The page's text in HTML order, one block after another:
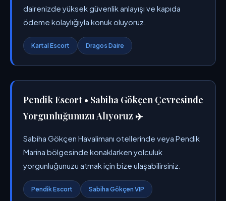
dairenizde yüksek güvenlik anlayışı ve kapıda
ödeme kolaylığıyla konuk oluyoruz.
Kartal Escort Dragos Daire
Pendik Escort • Sabiha Gökçen Çevresinde
Yorgunluğunuzu Alıyoruz ✈️
Sabiha Gökçen Havalimanı otellerinde veya Pendik
Marina bölgesinde konaklarken yolculuk
yorgunluğunuzu atmak için bize ulaşabilirsiniz.
Pendik Escort Sabiha Gökçen VIP